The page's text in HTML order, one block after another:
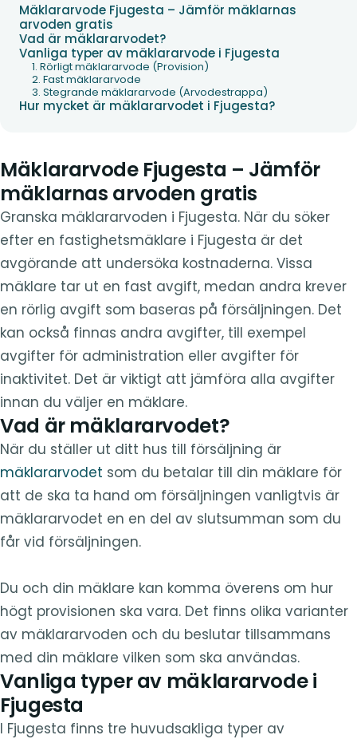
Mäklararvode Fjugesta – Jämför
mäklarnas arvoden gratis
Granska mäklararvoden i Fjugesta. När du söker
efter en fastighetsmäklare i Fjugesta är det
avgörande att undersöka kostnaderna. Vissa
mäklare tar ut en fast avgift, medan andra krever
en rörlig avgift som baseras på försäljningen. Det
kan också finnas andra avgifter, till exempel
avgifter för administration eller avgifter för
inaktivitet. Det är viktigt att jämföra alla avgifter
innan du väljer en mäklare.
Vad är mäklararvodet?
När du ställer ut ditt hus till försäljning är
mäklararvodet som du betalar till din mäklare för
att de ska ta hand om försäljningen vanligtvis är
mäklararvodet en en del av slutsumman som du
får vid försäljningen.
Du och din mäklare kan komma överens om hur
högt provisionen ska vara. Det finns olika varianter
av mäklararvoden och du beslutar tillsammans
med din mäklare vilken som ska användas.
Vanliga typer av mäklararvode i
Fjugesta
I Fjugesta finns tre huvudsakliga typer av
Mäklararvode Fjugesta – Jämför mäklarnas
arvoden gratis
Vad är mäklararvodet?
Vanliga typer av mäklararvode i Fjugesta
1. Rörligt mäklararvode (Provision)
2. Fast mäklararvode
3. Stegrande mäklararvode (Arvodestrappa)
Hur mycket är mäklararvodet i Fjugesta?